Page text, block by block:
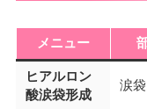
メニュー
ヒアルロン
酸涙袋形成
涙